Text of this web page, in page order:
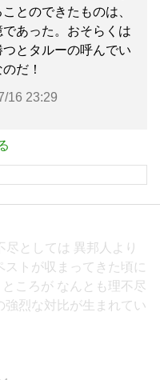
とのできたものは、
あった。おそらくは
とタルーの呼んでい
だ！
16 23:29
尽としては 異邦人より
ストが収まってきた頃に
ころが なんとも理不尽
強烈な対比が生まれてい